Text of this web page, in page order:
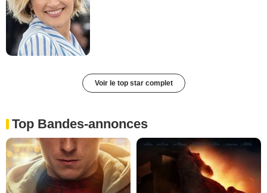
Voir le top star complet
Top Bandes-annonces